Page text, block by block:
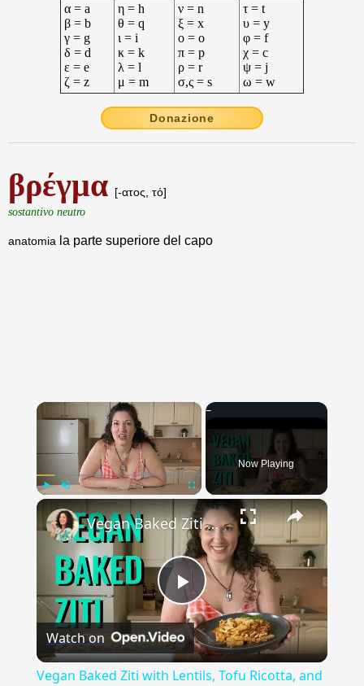
α = a
β = b
γ = g
δ = d
ε = e
ζ = z
η = h
θ = q
ι = i
κ = k
λ = l
μ = m
ν = n
ξ = x
ο = o
π = p
ρ = r
σ,ς = s
τ = t
υ = y
φ = f
χ = c
ψ = j
ω = w
Donazione
βρέγμα [-ατος, τό]
sostantivo neutro
anatomia la parte superiore del capo
×
Fullscreen
Now Playing
×
Play
Video
Vegan Baked Ziti with Lentils, Tofu Ricotta, and Cashew Mozzarella
Watch on
Vegan Baked Ziti with Lentils, Tofu Ricotta, and